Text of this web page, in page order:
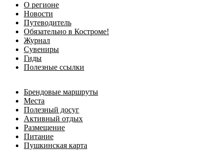
О регионе
Новости
Путеводитель
Обязательно в Костроме!
Журнал
Сувениры
Гиды
Полезные ссылки
Брендовые маршруты
Места
Полезный досуг
Активный отдых
Размещение
Питание
Пушкинская карта